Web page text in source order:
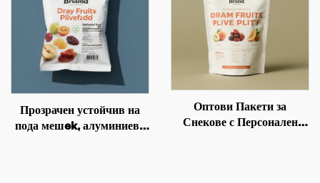
упаковка
Прозрачен устойчив на
пода мешek, алуминиева
Оптови Пакети за
Снекове с Персонален